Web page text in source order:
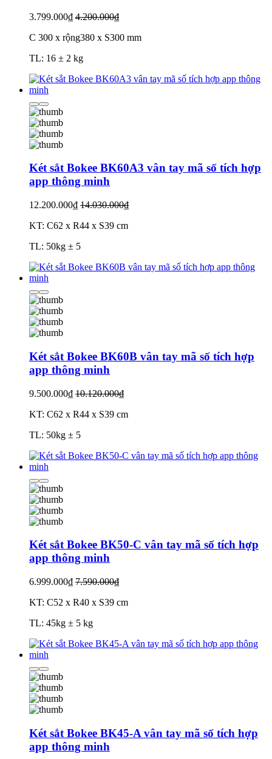
3.799.000₫ 4.200.000₫
C 300 x rộng380 x S300 mm
TL: 16 ± 2 kg
Két sắt Bokee BK60A3 vân tay mã số tích hợp
app thông minh
12.200.000₫ 14.030.000₫
KT: C62 x R44 x S39 cm
TL: 50kg ± 5
Két sắt Bokee BK60B vân tay mã số tích hợp
app thông minh
9.500.000₫ 10.120.000₫
KT: C62 x R44 x S39 cm
TL: 50kg ± 5
Két sắt Bokee BK50-C vân tay mã số tích hợp
app thông minh
6.999.000₫ 7.590.000₫
KT: C52 x R40 x S39 cm
TL: 45kg ± 5 kg
Két sắt Bokee BK45-A vân tay mã số tích hợp
app thông minh